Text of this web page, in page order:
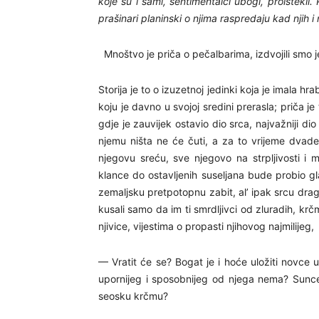
prašinari planinski o njima raspredaju kad njih
Mnoštvo je priča o pečalbarima, izdvojili smo
Storija je to o izuzetnoj jedinki koja je imala
koju je davno u svojoj sredini prerasla; priča
gdje je zauvijek ostavio dio srca, najvažniji
njemu ništa ne će čuti, a za to vrijeme
njegovu sreću, sve njegovo na strpljivosti i
klance do ostavljenih suseljana bude probio
zemaljsku pretpotopnu zabit, al’ ipak srcu
kusali samo da im ti smrdljivci od zluradih,
njivice, vijestima o propasti njihovog
— Vratit će se? Bogat je i hoće uložiti novce
upornijeg i sposobnijeg od njega nema?
seosku krčmu?